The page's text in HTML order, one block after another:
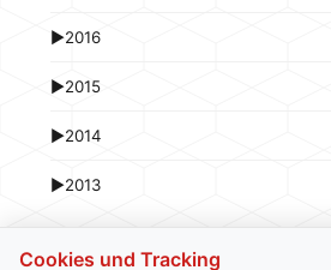
►2016
►2015
►2014
►2013
Cookies und Tracking